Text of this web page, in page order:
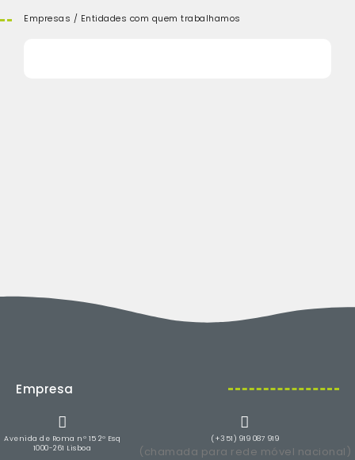
Empresas / Entidades com quem trabalhamos
Empresa
Avenida de Roma nº 15 2º Esq
1000-261 Lisboa
(+351) 919 087 919
(chamada para rede móvel nacional)